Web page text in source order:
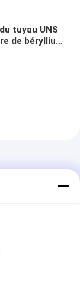
tuyau UNS
de béryllium